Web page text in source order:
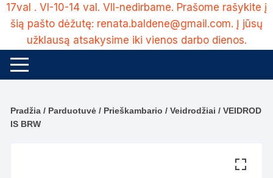
17val . VI-10-14 val. VII-nedirbame. Prašome rašykite į
šią pašto dėžutę: renata.baldene@gmail.com. Į jūsų
užklausą atsakysime iki vienos darbo dienos.
Pradžia / Parduotuvė / Prieškambario /Veidrodžiai / VEIDROD
IS BRW